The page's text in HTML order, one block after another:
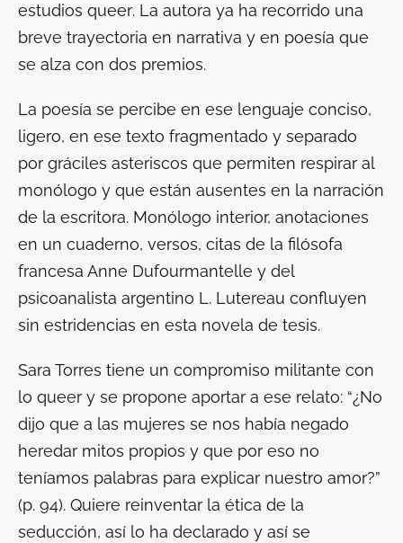
estudios queer. La autora ya ha recorrido una
breve trayectoria en narrativa y en poesía que
se alza con dos premios.
La poesía se percibe en ese lenguaje conciso,
ligero, en ese texto fragmentado y separado
por gráciles asteriscos que permiten respirar al
monólogo y que están ausentes en la narración
de la escritora. Monólogo interior, anotaciones
en un cuaderno, versos, citas de la filósofa
francesa Anne Dufourmantelle y del
psicoanalista argentino L. Lutereau confluyen
sin estridencias en esta novela de tesis.
Sara Torres tiene un compromiso militante con
lo queer y se propone aportar a ese relato: “¿No
dijo que a las mujeres se nos había negado
heredar mitos propios y que por eso no
teníamos palabras para explicar nuestro amor?”
(p. 94). Quiere reinventar la ética de la
seducción, así lo ha declarado y así se